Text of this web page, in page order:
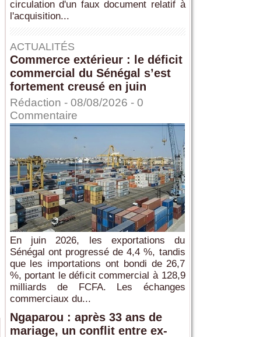
circulation d'un faux document relatif à
l'acquisition...
ACTUALITÉS
Commerce extérieur : le déficit
commercial du Sénégal s’est
fortement creusé en juin
Rédaction - 08/08/2026 - 0
Commentaire
En juin 2026, les exportations du
Sénégal ont progressé de 4,4 %, tandis
que les importations ont bondi de 26,7
%, portant le déficit commercial à 128,9
milliards de FCFA. Les échanges
commerciaux du...
Ngaparou : après 33 ans de
mariage, un conflit entre ex-